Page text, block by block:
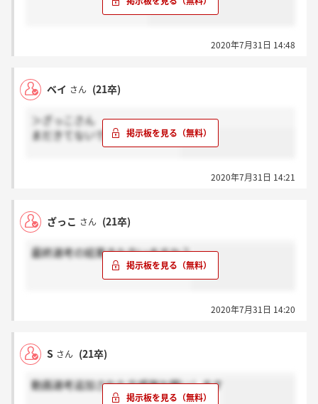
2020年7月31日 14:48
ベイ さん (21卒)
＞ざっこさん
まだきてないですよね、、、？
2020年7月31日 14:21
ざっこ さん (21卒)
最終選考の結果きた方いますか？
2020年7月31日 14:20
S さん (21卒)
動画選考追加された方感謝お願いします